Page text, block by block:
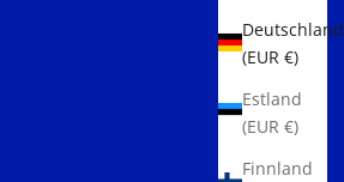
Deutschland
(EUR €)
Estland
(EUR €)
Finnland